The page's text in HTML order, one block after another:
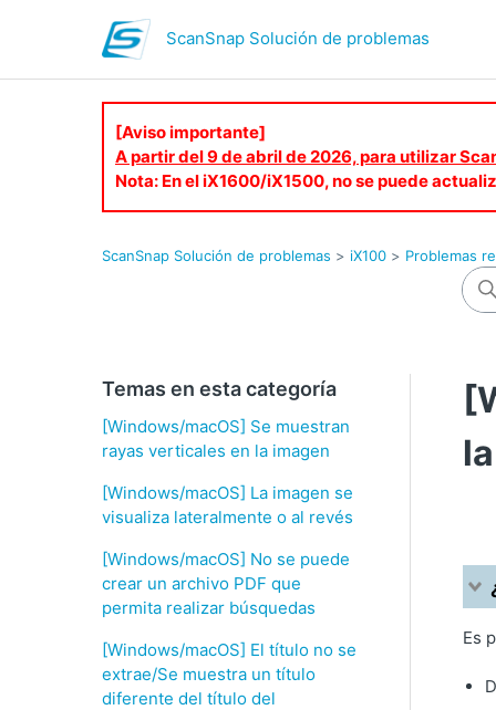
ScanSnap Solución de problemas
[Aviso importante]
A partir del 9 de abril de 2026, para utilizar
Nota: En el iX1600/iX1500, no se puede
ScanSnap Solución de problemas iX100 Problemas
Temas en esta categoría
[Windows/macOS] Se muestran
rayas verticales en la imagen
[Windows/macOS] La imagen se
visualiza lateralmente o al revés
[Windows/macOS] No se puede
crear un archivo PDF que
permita realizar búsquedas
[Windows/macOS] El título no se
extrae/Se muestra un título
diferente del título del
Es